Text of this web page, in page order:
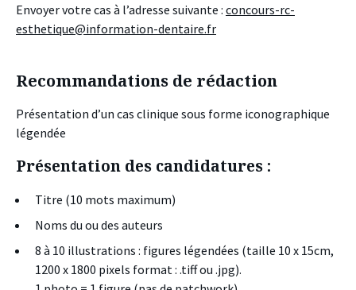
Envoyer votre cas à l’adresse suivante : concours-rc-
esthetique@information-dentaire.fr
Recommandations de rédaction
Présentation d’un cas clinique sous forme iconographique
légendée
Présentation des candidatures :
Titre (10 mots maximum)
Noms du ou des auteurs
8 à 10 illustrations : figures légendées (taille 10 x 15cm,
1200 x 1800 pixels format : .tiff ou .jpg).